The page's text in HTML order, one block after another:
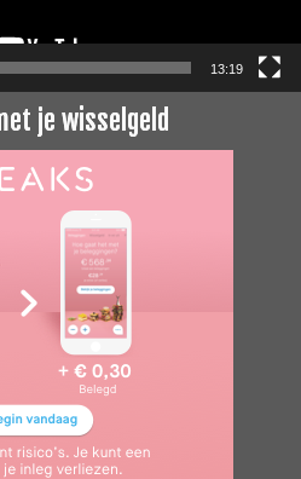
13:19
je wisselgeld